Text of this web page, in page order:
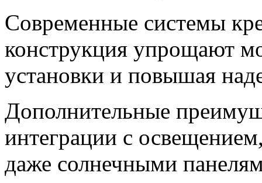
Современные системы
конструкция упрощают
установки и повышая
Дополнительные
интеграции с
даже солнечными